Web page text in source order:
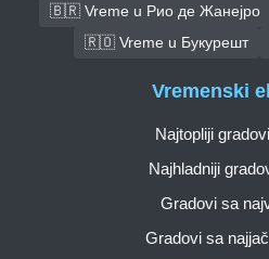
🇧🇷 Vreme u Рио де Жанејро
🇷🇴 Vreme u Букурешт
Vremenski
Najtopliji
Najhladniji
Gradovi sa
Gradovi sa